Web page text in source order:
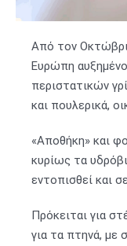
Από τον
Ευρώπη
περιστατικών
και πουλερικά,
«Αποθήκη» και
κυρίως τα
εντοπισθεί και
Πρόκειται για
για τα πτηνά, με